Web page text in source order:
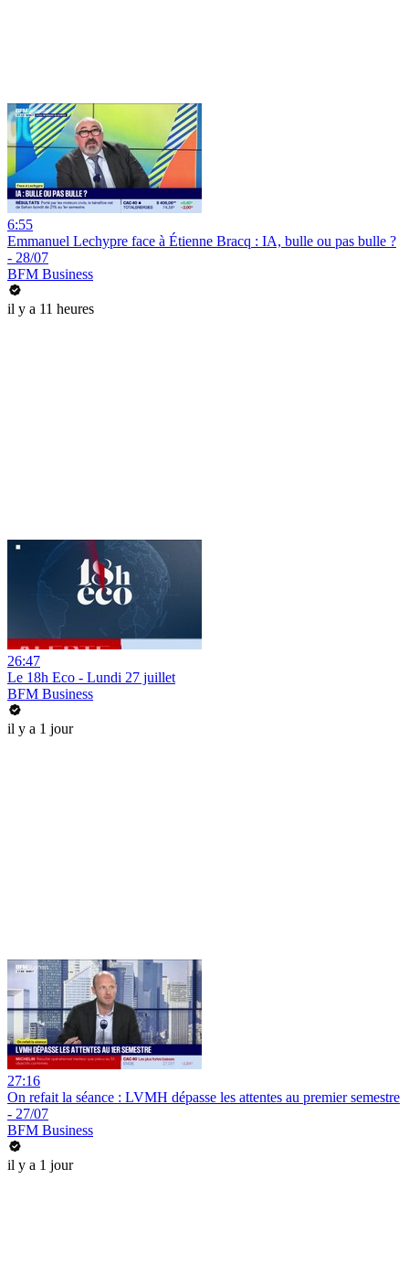
6:55
Emmanuel Lechypre face à Étienne Bracq : IA, bulle ou pas bulle ?
- 28/07
BFM Business
il y a 11 heures
26:47
Le 18h Eco - Lundi 27 juillet
BFM Business
il y a 1 jour
27:16
On refait la séance : LVMH dépasse les attentes au premier semestre
- 27/07
BFM Business
il y a 1 jour